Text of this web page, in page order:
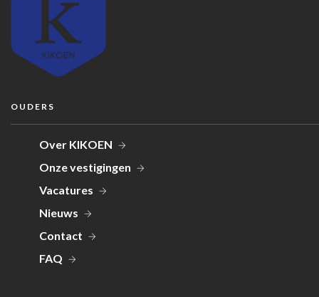
OUDERS
Over KIKOEN
Onze vestigingen
Vacatures
Nieuws
Contact
FAQ